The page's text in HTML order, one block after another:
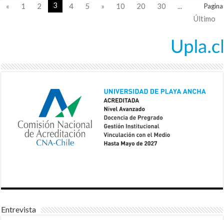
Pagina
« 1 2 3 4 5 » 10 20 30
...
Último
Entrevista